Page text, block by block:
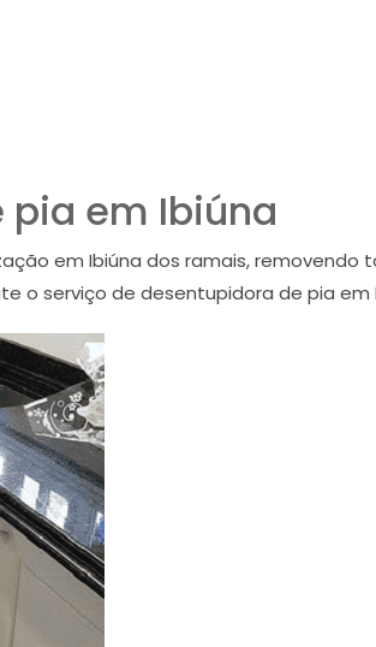
em Ibiúna
em Ibiúna dos ramais, removendo
o serviço de desentupidora de pia em